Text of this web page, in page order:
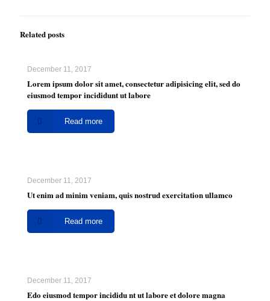
Related posts
December 11, 2017
Lorem ipsum dolor sit amet, consectetur adipisicing elit, sed do
eiusmod tempor incididunt ut labore
Read more
December 11, 2017
Ut enim ad minim veniam, quis nostrud exercitation ullamco
Read more
December 11, 2017
Edo eiusmod tempor incididu nt ut labore et dolore magna